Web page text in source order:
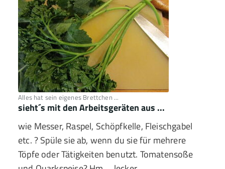
Alles hat sein eigenes Brettchen ...
sieht´s mit den Arbeitsgeräten aus ...
wie Messer, Raspel, Schöpfkelle, Fleischgabel
etc. ? Spüle sie ab, wenn du sie für mehrere
Töpfe oder Tätigkeiten benutzt. Tomatensoße